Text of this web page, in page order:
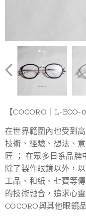
【COCORO｜L-
在世界範圍內也受到
技術、經驗、想法、
匠 ； 在眾多日系品牌
除了製作眼鏡以外，
工品、和紙、七寶等
的技術融合，追求心
COCORO與其他眼鏡